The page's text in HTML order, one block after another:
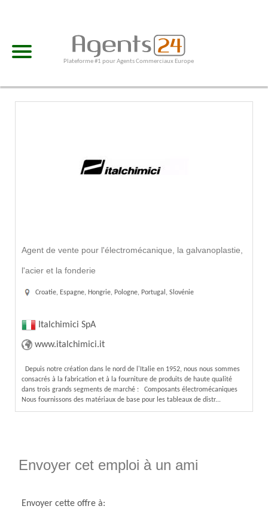
Plateforme #1 pour Agents Commerciaux Europe
Agent de vente pour l'électromécanique, la galvanoplastie,
l'acier et la fonderie
Croatie, Espagne, Hongrie, Pologne, Portugal, Slovénie
Italchimici SpA
www.italchimici.it
Depuis notre création dans le nord de l'Italie en 1952, nous nous sommes
consacrés à la fabrication et à la fourniture de produits de haute qualité
dans trois grands segments de marché : Composants électromécaniques
Nous fournissons des matériaux de base pour les tableaux de distr...
Envoyer cet emploi à un ami
Envoyer cette offre à: